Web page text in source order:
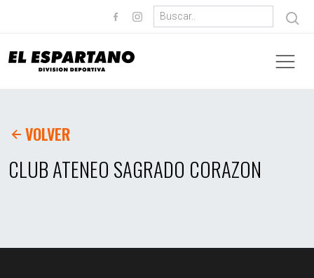
VOLVER
CLUB ATENEO SAGRADO CORAZON